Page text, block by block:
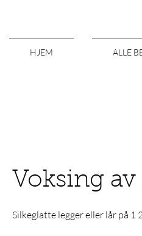
HJEM ALLE
Voksing
Silkeglatte legger eller lår på 1